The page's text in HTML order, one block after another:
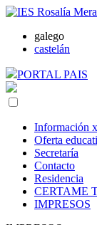
galego
castelán
PORTAL PAIS
Información
Oferta
Secretaría
Contacto
Residencia
CERTAME
IMPRESOS